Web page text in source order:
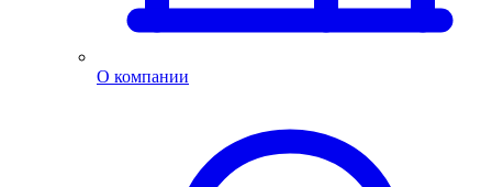
О компании